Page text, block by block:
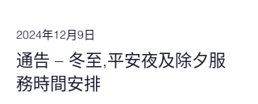
2024年12月9日
通告 – 冬至,平安夜及除夕服
務時間安排